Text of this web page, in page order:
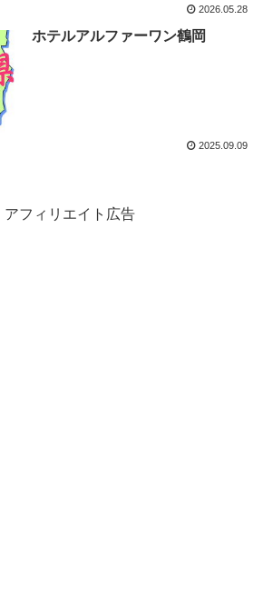
2026.05.28
ホテルアルファーワン鶴岡
2025.09.09
アフィリエイト広告